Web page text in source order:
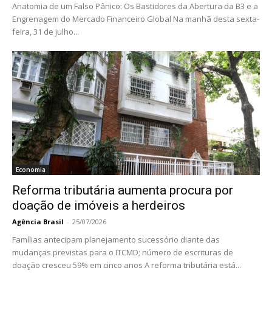
Anatomia de um Falso Pânico: Os Bastidores da Abertura da B3 e a
Engrenagem do Mercado Financeiro Global Na manhã desta sexta-
feira, 31 de julho...
Economia
Reforma tributária aumenta procura por
doação de imóveis a herdeiros
Agência Brasil - 25/07/2026
Famílias antecipam planejamento sucessório diante das
mudanças previstas para o ITCMD; número de escrituras de
doação cresceu 59% em cinco anos A reforma tributária está...